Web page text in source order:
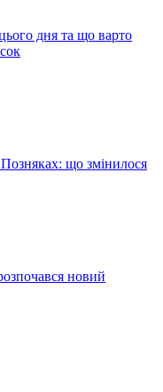
дня та що варто
що змінилося
новий